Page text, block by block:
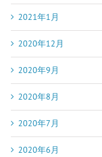
2021年1月
2020年12月
2020年9月
2020年8月
2020年7月
2020年6月